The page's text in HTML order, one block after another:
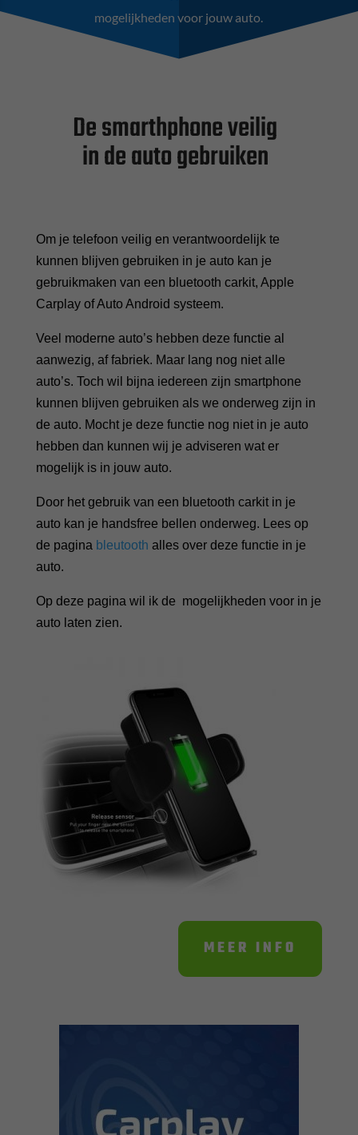
mogelijkheden voor jouw auto.
De smarthphone veilig
in de auto gebruiken
Om je telefoon veilig en verantwoordelijk te
kunnen blijven gebruiken in je auto kan je
gebruikmaken van een bluetooth carkit, Apple
Carplay of Auto Android systeem.
Veel moderne auto’s hebben deze functie al
aanwezig, af fabriek. Maar lang nog niet alle
auto’s. Toch wil bijna iedereen zijn smartphone
kunnen blijven gebruiken als we onderweg zijn in
de auto. Mocht je deze functie nog niet in je auto
hebben dan kunnen wij je adviseren wat er
mogelijk is in jouw auto.
Door het gebruik van een bluetooth carkit in je
auto kan je handsfree bellen onderweg. Lees op
de pagina bleutooth alles over deze functie in je
auto.
Op deze pagina wil ik de mogelijkheden voor in je
auto laten zien.
MEER INFO